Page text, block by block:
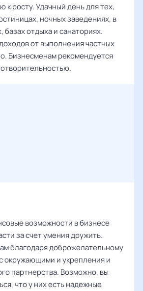
к росту. Удачный день для тех,
ночных заведениях, в
базах отдыха и санаториях.
от выполнения частных
Бизнесменам рекомендуется
возможности в бизнесе
за счет умения дружить.
благодаря доброжелательному
окружающими и укрепления и
партнерства. Возможно, вы
что у них есть надежные